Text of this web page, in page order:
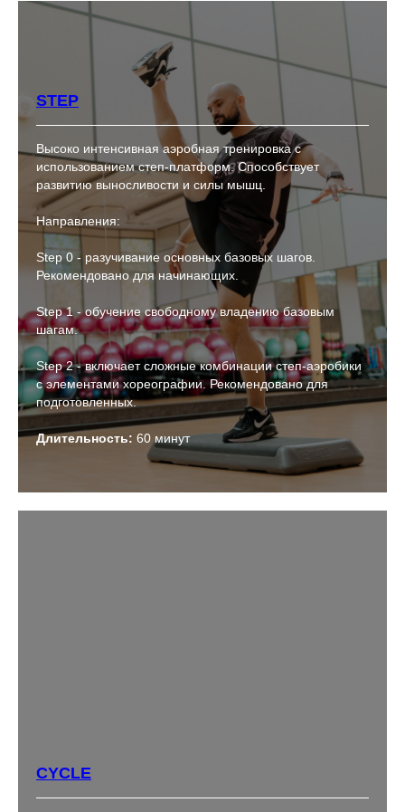
STEP
Высоко интенсивная аэробная тренировка с
использованием степ-платформ. Способствует
развитию выносливости и силы мышц.
Направления:
Step 0 - разучивание основных базовых шагов.
Рекомендовано для начинающих.
Step 1 - обучение свободному владению базовым
шагам.
Step 2 - включает сложные комбинации степ-аэробики
с элементами хореографии. Рекомендовано для
подготовленных.
Длительность: 60 минут
CYCLE